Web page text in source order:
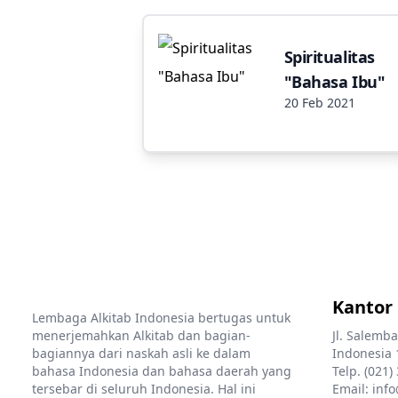
Spiritualitas
"Bahasa Ibu"
20 Feb 2021
Lembaga Alkitab Indonesia bertugas untuk
menerjemahkan Alkitab dan bagian-
bagiannya dari naskah asli ke dalam
bahasa Indonesia dan bahasa daerah yang
tersebar di seluruh Indonesia. Hal ini
Kantor
Jl.
Indonesia
Telp. (021)
Email: